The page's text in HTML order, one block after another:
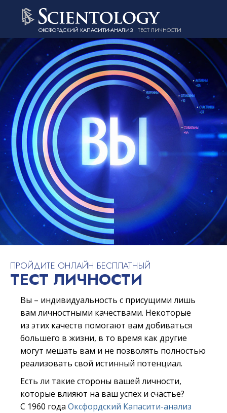
ОКСФОРДСКИЙ КАПАСИТИ-АНАЛИЗ ТЕСТ ЛИЧНОСТИ
ПРОЙДИТЕ ОНЛАЙН БЕСПЛАТНЫЙ
ТЕСТ ЛИЧНОСТИ
Вы – индивидуальность с присущими лишь
вам личностными качествами. Некоторые
из этих качеств помогают вам добиваться
большего в жизни, в то время как другие
могут мешать вам и не позволять полностью
реализовать свой истинный потенциал.
Есть ли такие стороны вашей личности,
которые влияют на ваш успех и счастье?
С 1960 года Оксфордский Капасити-анализ